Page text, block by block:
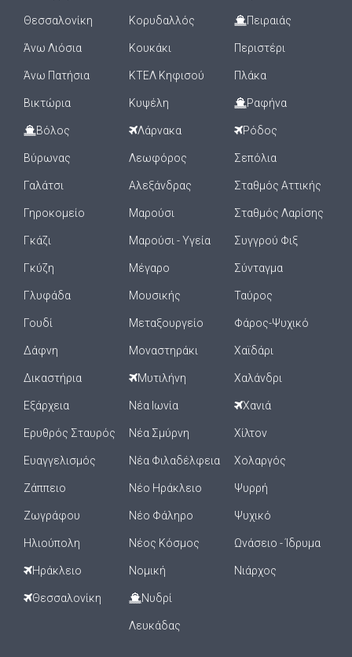
Θεσσαλονίκη
Άνω Λιόσια
Άνω Πατήσια
Βικτώρια
Βόλος
Βύρωνας
Γαλάτσι
Γηροκομείο
Γκάζι
Γκύζη
Γλυφάδα
Γουδί
Δάφνη
Δικαστήρια
Εξάρχεια
Ερυθρός Σταυρός
Ευαγγελισμός
Ζάππειο
Ζωγράφου
Ηλιούπολη
Ηράκλειο
Θεσσαλονίκη
Κορυδαλλός
Κουκάκι
ΚΤΕΛ Κηφισού
Κυψέλη
Λάρνακα
Λεωφόρος
Αλεξάνδρας
Μαρούσι
Μαρούσι - Υγεία
Μέγαρο
Μουσικής
Μεταξουργείο
Μοναστηράκι
Μυτιλήνη
Νέα Ιωνία
Νέα Σμύρνη
Νέα Φιλαδέλφεια
Νέο Ηράκλειο
Νέο Φάληρο
Νέος Κόσμος
Νομική
Νυδρί
Λευκάδας
Πειραιάς
Περιστέρι
Πλάκα
Ραφήνα
Ρόδος
Σεπόλια
Σταθμός Αττικής
Σταθμός Λαρίσης
Συγγρού Φιξ
Σύνταγμα
Ταύρος
Φάρος-Ψυχικό
Χαϊδάρι
Χαλάνδρι
Χανιά
Χίλτον
Χολαργός
Ψυρρή
Ψυχικό
Ωνάσειο - Ίδρυμα
Νιάρχος